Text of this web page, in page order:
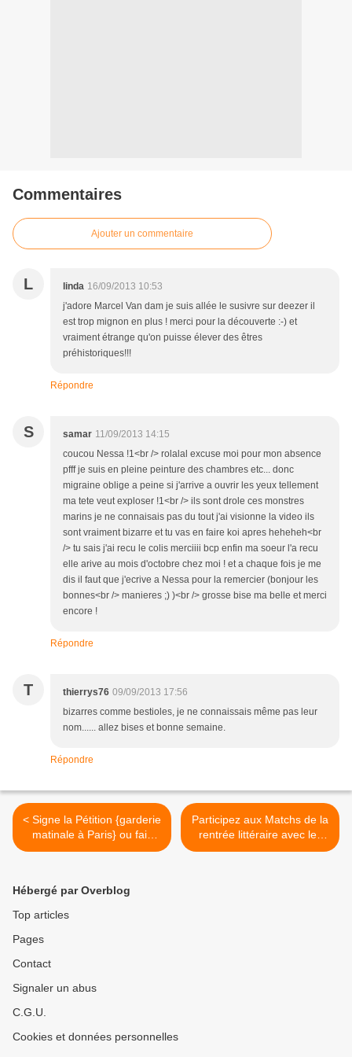
Commentaires
Ajouter un commentaire
L linda 16/09/2013 10:53
j'adore Marcel Van dam je suis allée le susivre sur deezer il
est trop mignon en plus ! merci pour la découverte :-) et
vraiment étrange qu'on puisse élever des êtres
préhistoriques!!!
Répondre
S samar 11/09/2013 14:15
coucou Nessa !1<br /> rolalal excuse moi pour mon absence
pfff je suis en pleine peinture des chambres etc... donc
migraine oblige a peine si j'arrive a ouvrir les yeux tellement
ma tete veut exploser !1<br /> ils sont drole ces monstres
marins je ne connaisais pas du tout j'ai visionne la video ils
sont vraiment bizarre et tu vas en faire koi apres heheheh<br
/> tu sais j'ai recu le colis merciiii bcp enfin ma soeur l'a recu
elle arive au mois d'octobre chez moi ! et a chaque fois je me
dis il faut que j'ecrive a Nessa pour la remercier (bonjour les
bonnes<br /> manieres ;) )<br /> grosse bise ma belle et merci
encore !
Répondre
T thierrys76 09/09/2013 17:56
bizarres comme bestioles, je ne connaissais même pas leur
nom...... allez bises et bonne semaine.
Répondre
< Signe la Pétition {garderie
matinale à Paris} ou fais
passer
Participez aux Matchs de la
rentrée littéraire avec les
blogs littéraires les plus
Hébergé par Overblog
Top articles
Pages
Contact
Signaler un abus
C.G.U.
Cookies et données personnelles